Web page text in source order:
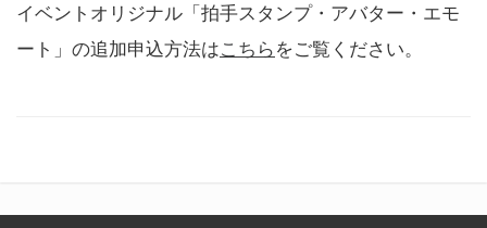
イベントオリジナル「拍手スタンプ・アバター・エモ
ート」の追加申込方法はこちら をご覧ください。